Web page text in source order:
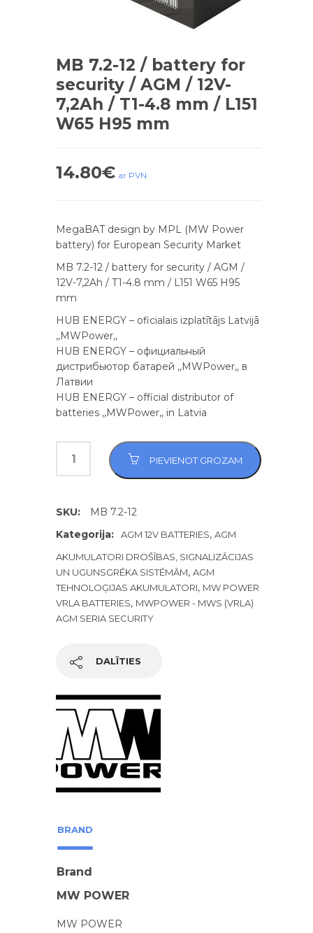
MB 7.2-12 / battery for
security / AGM / 12V-
7,2Ah / T1-4.8 mm / L151
W65 H95 mm
14.80€ ar PVN
MegaBAT design by MPL (MW Power
battery) for European Security Market
MB 7.2-12 / battery for security / AGM /
12V-7,2Ah / T1-4.8 mm / L151 W65 H95
mm
HUB ENERGY – oficialais izplatītājs Latvijā
,,MWPower,,
HUB ENERGY – официальный
дистрибьютор батарей ,,MWPower,, в
Латвии
HUB ENERGY – official distributor of
batteries ,,MWPower,, in Latvia
PIEVIENOT GROZAM
SKU:
MB 7.2-12
Kategorija:
AGM 12V BATTERIES, AGM
AKUMULATORI DROŠĪBAS, SIGNALIZĀCIJAS
UN UGUNSGRĒKA SISTĒMĀM, AGM
TEHNOLOĢIJAS AKUMULATORI, MW POWER
VRLA BATTERIES, MWPOWER - MWS (VRLA)
AGM SERIA SECURITY
DALĪTIES
BRAND
Brand
MW POWER
MW POWER